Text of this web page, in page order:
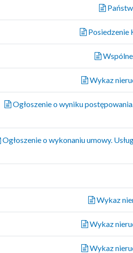
Posiedzenie
Wykaz
Ogłoszenie o wyniku
Ogłoszenie o wykonaniu umowy.
Wykaz
Wykaz
Wykaz